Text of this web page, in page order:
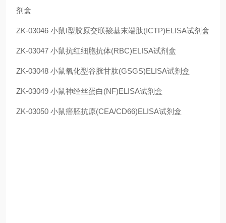
剂盒
ZK-03046 小鼠Ⅰ型胶原交联羧基末端肽(ⅠCTP)ELISA试剂盒
ZK-03047 小鼠抗红细胞抗体(RBC)ELISA试剂盒
ZK-03048 小鼠氧化型谷胱甘肽(GSGS)ELISA试剂盒
ZK-03049 小鼠神经丝蛋白(NF)ELISA试剂盒
ZK-03050 小鼠癌胚抗原(CEA/CD66)ELISA试剂盒